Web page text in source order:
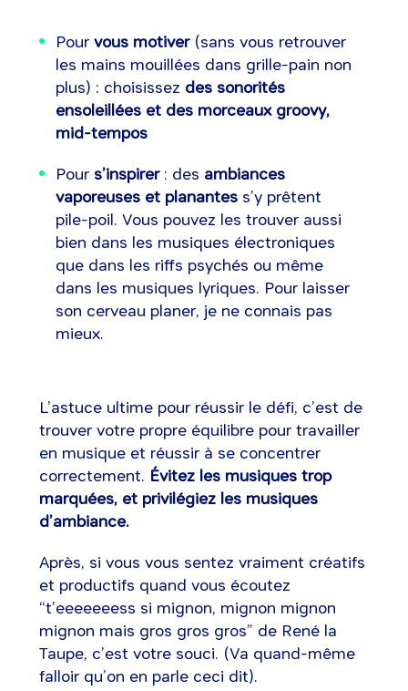
Pour vous motiver (sans vous retrouver
les mains mouillées dans grille-pain non
plus) : choisissez des sonorités
ensoleillées et des morceaux groovy,
mid-tempos
Pour s’inspirer: des ambiances
vaporeuses et planantess’y prêtent
pile-poil. Vous pouvez les trouver aussi
bien dans les musiques électroniques
que dans les riffs psychés ou même
dans les musiques lyriques. Pour laisser
son cerveau planer, je ne connais pas
mieux.
L’astuce ultime pour réussir le défi, c’est de
trouver votre propre équilibre pour travailler
en musique et réussir à se concentrer
correctement. Évitez les musiques trop
marquées, et privilégiez les musiques
d’ambiance.
Après, si vous vous sentez vraiment créatifs
et productifs quand vous écoutez
“t’eeeeeeess si mignon, mignon mignon
mignon mais gros gros gros” de René la
Taupe, c’est votre souci. (Va quand-même
falloir qu’on en parle ceci dit).